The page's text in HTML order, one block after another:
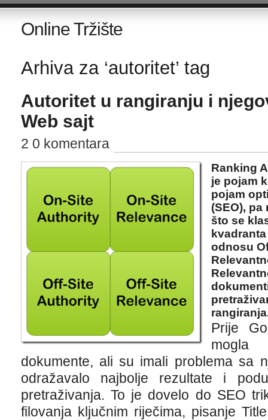
Online Tržište
Arhiva za ‘autoritet’ tag
Autoritet u rangiranju i
Web sajt
2 0 komentara
Ranking
je pojam
pojam
(SEO), pa
što se
odnosu
Prije
dokumente, ali su imali problema sa
odražavalo najbolje rezultate i
pretraživanja. To je dovelo do SEO
filovanja ključnim riječima, pisanje